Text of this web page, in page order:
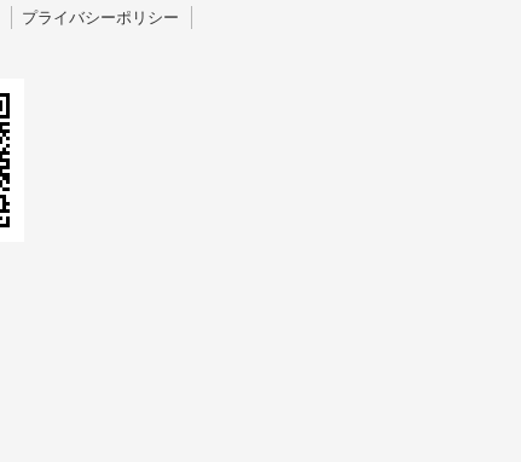
プライバシーポリシー